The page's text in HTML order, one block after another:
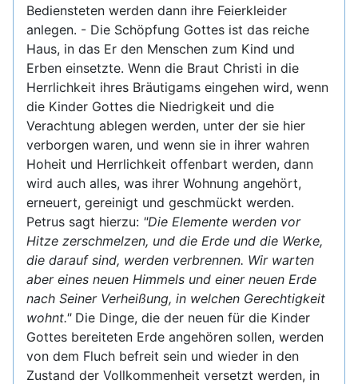
Bediensteten werden dann ihre Feierkleider
anlegen. - Die Schöpfung Gottes ist das reiche
Haus, in das Er den Menschen zum Kind und
Erben einsetzte. Wenn die Braut Christi in die
Herrlichkeit ihres Bräutigams eingehen wird, wenn
die Kinder Gottes die Niedrigkeit und die
Verachtung ablegen werden, unter der sie hier
verborgen waren, und wenn sie in ihrer wahren
Hoheit und Herrlichkeit offenbart werden, dann
wird auch alles, was ihrer Wohnung angehört,
erneuert, gereinigt und geschmückt werden.
Petrus sagt hierzu: "Die Elemente werden vor
Hitze zerschmelzen, und die Erde und die Werke,
die darauf sind, werden verbrennen. Wir warten
aber eines neuen Himmels und einer neuen Erde
nach Seiner Verheißung, in welchen Gerechtigkeit
wohnt."Die Dinge, die der neuen für die Kinder
Gottes bereiteten Erde angehören sollen, werden
von dem Fluch befreit sein und wieder in den
Zustand der Vollkommenheit versetzt werden, in